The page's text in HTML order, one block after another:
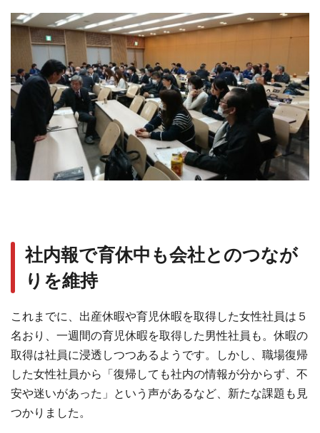
社内報で育休中も会社とのつなが
りを維持
これまでに、出産休暇や育児休暇を取得した⼥性社員は５
名おり、⼀週間の育児休暇を取得した男性社員も。休暇の
取得は社員に浸透しつつあるようです。しかし、職場復帰
した⼥性社員から「復帰しても社内の情報が分からず、不
安や迷いがあった」という声があるなど、新たな課題も⾒
つかりました。